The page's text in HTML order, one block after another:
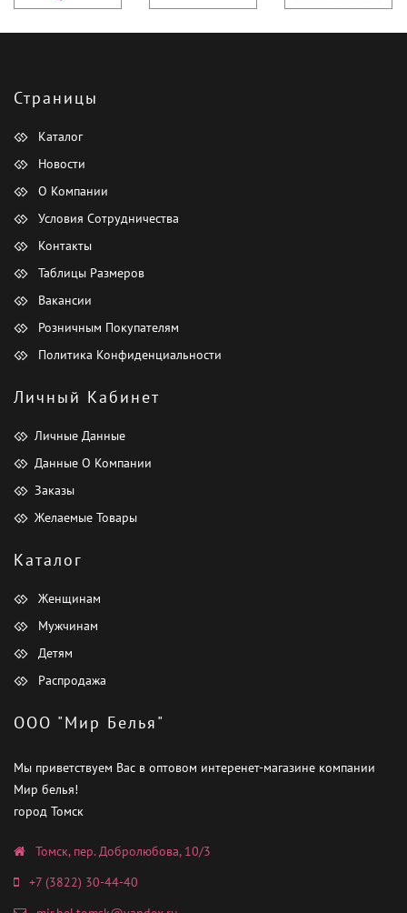
Страницы
Каталог
Новости
О Компании
Условия Сотрудничества
Контакты
Таблицы Размеров
Вакансии
Розничным Покупателям
Политика Конфиденциальности
Личный Кабинет
Личные Данные
Данные О Компании
Заказы
Желаемые Товары
Каталог
Женщинам
Мужчинам
Детям
Распродажа
ООО "Мир Белья"
Мы приветствуем Вас в оптовом интеренет-магазине компании
Мир белья!
город Томск
Томск, пер. Добролюбова, 10/3
+7 (3822) 30-44-40